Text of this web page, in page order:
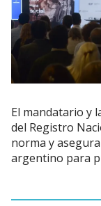
El mandatario y
del Registro
norma y
argentino para